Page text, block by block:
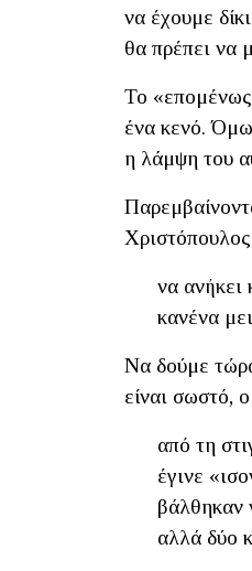
να έχουμε
θα πρέπει να
Το
ένα κενό.
η λάμψη του
να ανήκει
κανένα
Να δούμε
είναι σωστό,
από τη
έγινε
βάλθηκαν
αλλά δύο